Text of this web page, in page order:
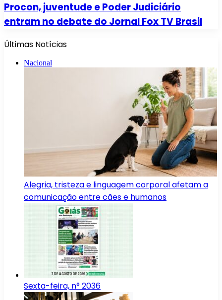
Procon, juventude e Poder Judiciário
entram no debate do Jornal Fox TV Brasil
Últimas Notícias
Nacional
Alegria, tristeza e linguagem corporal afetam a
comunicação entre cães e humanos
Sexta-feira, n° 2036